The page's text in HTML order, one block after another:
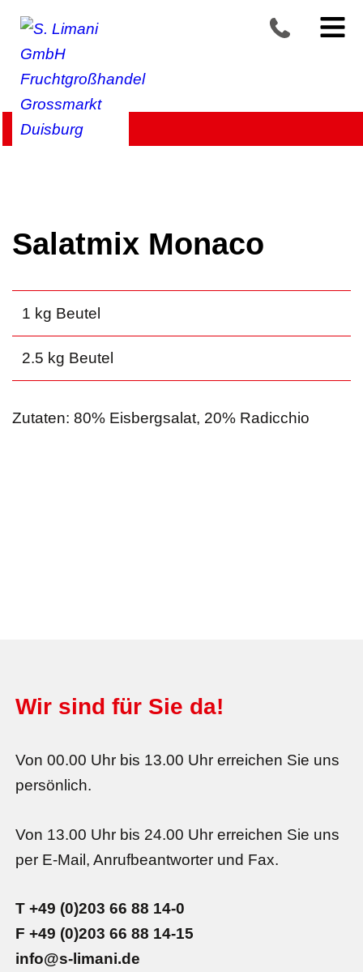
Produkte >Salate, Kräuter & mehr
Salatmix Monaco
1 kg Beutel
2.5 kg Beutel
Zutaten: 80% Eisbergsalat, 20% Radicchio
Wir sind für Sie da!
Von 00.00 Uhr bis 13.00 Uhr erreichen Sie uns
persönlich.
Von 13.00 Uhr bis 24.00 Uhr erreichen Sie uns
per E-Mail, Anrufbeantworter und Fax.
T +49 (0)203 66 88 14-0
F +49 (0)203 66 88 14-15
info@s-limani.de